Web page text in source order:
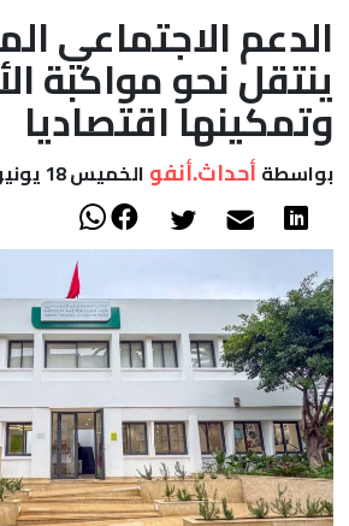
أعمدة
الصحراء
الدعم الاجتماعي
ينتقل نحو مواكبة
وتمكينها اقتصاديا
بواسطة أحداث.أنفو الخميس 18 يونيو, 2026 - 18:20